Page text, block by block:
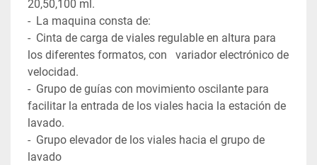
20,50,100 ml.
-  La maquina consta de:
-  Cinta de carga de viales regulable en altura para
los diferentes formatos, con   variador electrónico de
velocidad.
-  Grupo de guías con movimiento oscilante para
facilitar la entrada de los viales hacia la estación de
lavado.
-  Grupo elevador de los viales hacia el grupo de
lavado